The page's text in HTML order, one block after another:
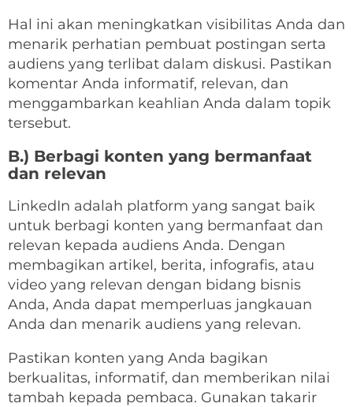
Hal ini akan meningkatkan visibilitas Anda dan
menarik perhatian pembuat postingan serta
audiens yang terlibat dalam diskusi. Pastikan
komentar Anda informatif, relevan, dan
menggambarkan keahlian Anda dalam topik
tersebut.
B.) Berbagi konten yang bermanfaat
dan relevan
LinkedIn adalah platform yang sangat baik
untuk berbagi konten yang bermanfaat dan
relevan kepada audiens Anda. Dengan
membagikan artikel, berita, infografis, atau
video yang relevan dengan bidang bisnis
Anda, Anda dapat memperluas jangkauan
Anda dan menarik audiens yang relevan.
Pastikan konten yang Anda bagikan
berkualitas, informatif, dan memberikan nilai
tambah kepada pembaca. Gunakan takarir